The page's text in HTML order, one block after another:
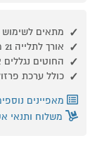
מתאים לשימוש
אורך לתלייה 21 מטר
החוטים
כולל ערכת
מאפיינים
משלוח ותנאי